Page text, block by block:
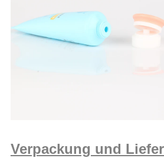
Verpackung und